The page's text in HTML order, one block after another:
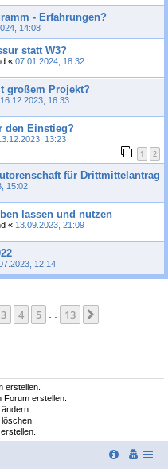
- Erfahrungen?
14:08
statt W3?
« 07.01.2024, 18:32
großem Projekt?
16.12.2023, 16:33
den Einstieg?
13:23
1 2
für Drittmittelantrag
15:02
lassen und nutzen
« 13.09.2023, 21:09
12:14
13
3 4 5 13
erstellen.
erstellen.
ändern.
löschen.